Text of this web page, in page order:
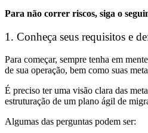
Para não correr riscos, siga o
1. Conheça seus requisitos e
Para começar, sempre tenha em
de sua operação, bem como suas
É preciso ter uma visão clara das
estruturação de um plano ágil de
Algumas das perguntas podem ser: